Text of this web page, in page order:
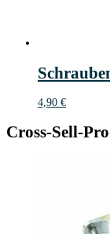
4,90 €
Cross-Sell-